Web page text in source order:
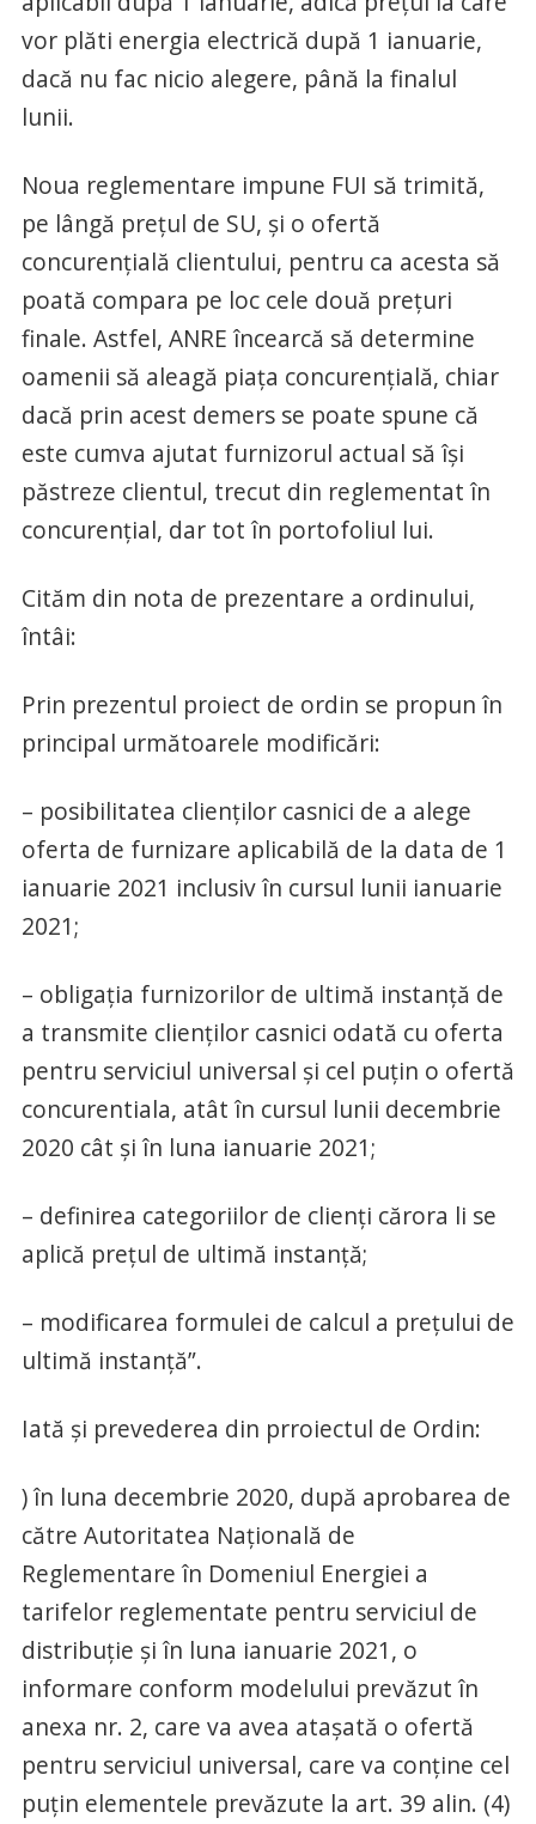
vor plăti energia electrică după 1 ianuarie,
dacă nu fac nicio alegere, până la finalul
lunii.
Noua reglementare impune FUI să trimită,
pe lângă prețul de SU, și o ofertă
concurențială clientului, pentru ca acesta să
poată compara pe loc cele două prețuri
finale. Astfel, ANRE încearcă să determine
oamenii să aleagă piața concurențială, chiar
dacă prin acest demers se poate spune că
este cumva ajutat furnizorul actual să își
păstreze clientul, trecut din reglementat în
concurențial, dar tot în portofoliul lui.
Cităm din nota de prezentare a ordinului,
întâi:
Prin prezentul proiect de ordin se propun în
principal următoarele modificări:
– posibilitatea clienților casnici de a alege
oferta de furnizare aplicabilă de la data de 1
ianuarie 2021 inclusiv în cursul lunii ianuarie
2021;
– obligația furnizorilor de ultimă instanță de
a transmite clienților casnici odată cu oferta
pentru serviciul universal și cel puțin o ofertă
concurentiala, atât în cursul lunii decembrie
2020 cât și în luna ianuarie 2021;
– definirea categoriilor de clienți cărora li se
aplică prețul de ultimă instanță;
– modificarea formulei de calcul a prețului de
ultimă instanță”.
Iată și prevederea din prroiectul de Ordin:
) în luna decembrie 2020, după aprobarea de
către Autoritatea Națională de
Reglementare în Domeniul Energiei a
tarifelor reglementate pentru serviciul de
distribuție și în luna ianuarie 2021, o
informare conform modelului prevăzut în
anexa nr. 2, care va avea atașată o ofertă
pentru serviciul universal, care va conține cel
puțin elementele prevăzute la art. 39 alin. (4)